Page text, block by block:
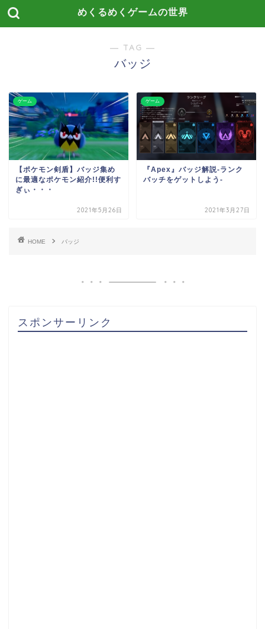
めくるめくゲームの世界
― TAG ―
バッジ
ゲーム
【ポケモン剣盾】バッジ集め
に最適なポケモン紹介!!便利す
ぎぃ・・・
2021年5月26日
ゲーム
『Apex』バッジ解説-ランク
バッチをゲットしよう-
2021年3月27日
HOME バッジ
スポンサーリンク